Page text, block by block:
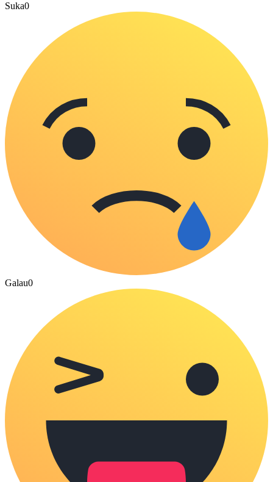
Suka0
Galau0